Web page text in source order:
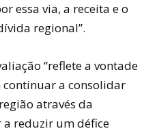
essa via, a receita e o
regional”.
“reflete a vontade
continuar a consolidar
através da
a reduzir um défice